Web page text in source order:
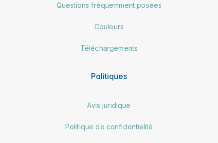
Questions fréquemment posées
Couleurs
Téléchargements
Politiques
Avis juridique
Politique de confidentialité